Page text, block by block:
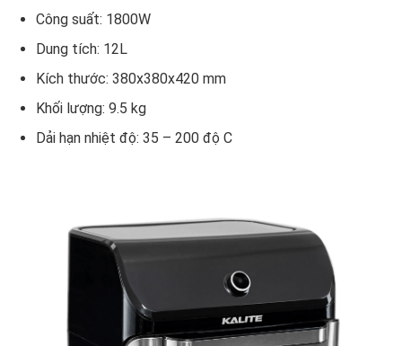
Công suất: 1800W
Dung tích: 12L
Kích thước: 380x380x420 mm
Khối lượng: 9.5 kg
Dải hạn nhiệt độ: 35 – 200 độ C